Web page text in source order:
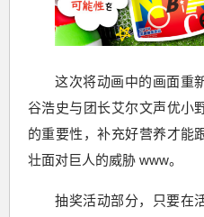
这次将动画中的画面重
谷浩史与团长艾尔文声优小
的重要性，补充好营养才能
壮面对巨人的威胁 www。
抽奖活动部分，只要在